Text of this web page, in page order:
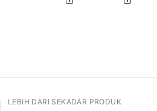
LEBIH DARI SEKADAR PRODUK